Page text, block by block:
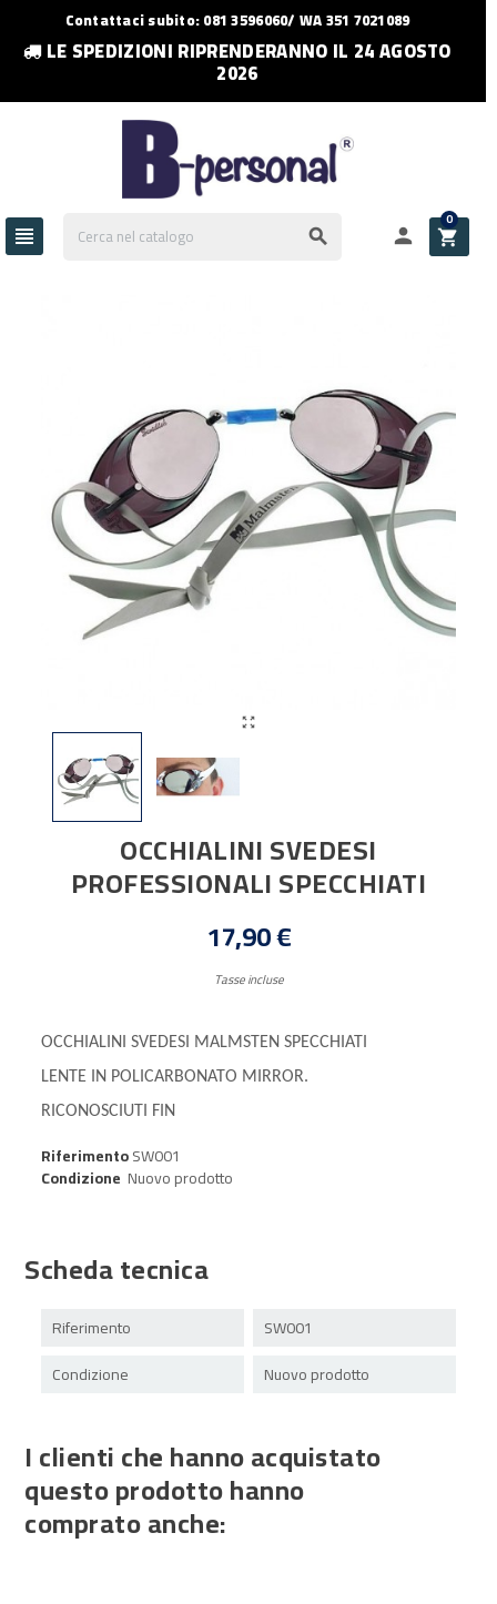
Contattaci subito: 081 3596060/ WA 351 7021089
LE SPEDIZIONI RIPRENDERANNO IL 24 AGOSTO
2026
   
0

OCCHIALINI SVEDESI
PROFESSIONALI SPECCHIATI
17,90 €
Tasse incluse
OCCHIALINI SVEDESI MALMSTEN SPECCHIATI
LENTE IN POLICARBONATO MIRROR.
RICONOSCIUTI FIN
RiferimentoSW001
Condizione Nuovo prodotto
Scheda tecnica
Riferimento
SW001
Condizione
Nuovo prodotto
I clienti che hanno acquistato
questo prodotto hanno
comprato anche: